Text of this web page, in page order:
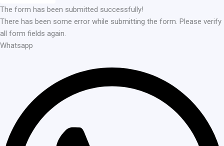
The form has been submitted successfully!
There has been some error while submitting the form. Please verify
all form fields again.
Whatsapp